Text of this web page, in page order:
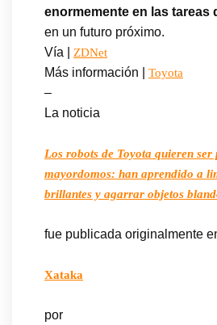
enormemente en las tareas
en un futuro próximo.
Vía | ZDNet
Más información | Toyota
–
La noticia
Los robots de Toyota quieren ser
mayordomos: han aprendido a
brillantes y agarrar objetos
fue publicada originalmente
Xataka
por